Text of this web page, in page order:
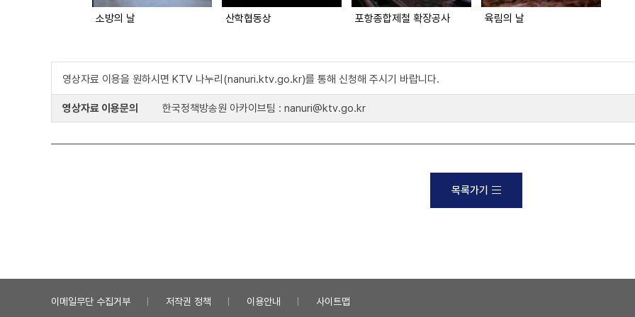
소방의 날 산학협동상 포항종합제철 확장공사 육림의 날
영상자료 이용을 원하시면 KTV 나누리(nanuri.ktv.go.kr)를 통해 신청해 주시기 바랍니다.
영상자료 이용문의 한국정책방송원 아카이브팀 : nanuri@ktv.go.kr
목록가기
이메일무단 수집거부 저작권 정책 이용안내 사이트맵